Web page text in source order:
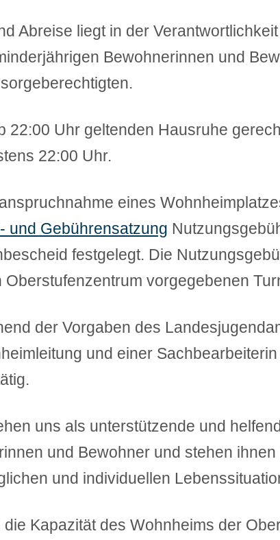
Abreise liegt in der
Bewohnerinnen und
22:00 Uhr geltenden Hausruhe
22:00 Uhr.
eines
und Gebührensatzung
festgelegt. Die
Oberstufenzentrum vorgegebenen
der Vorgaben des
und einer
uns als unterstützende und
und Bewohner und stehen
und individuellen
die Kapazität des Wohnheims der